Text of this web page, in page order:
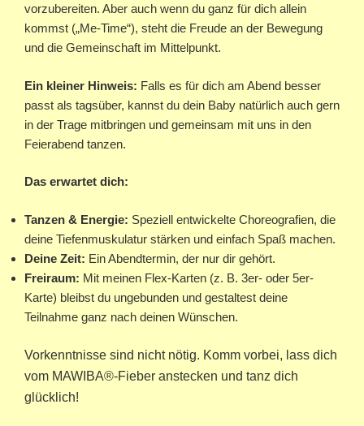
vorzubereiten. Aber auch wenn du ganz für dich allein
kommst („Me-Time“), steht die Freude an der Bewegung
und die Gemeinschaft im Mittelpunkt.
Ein kleiner Hinweis: Falls es für dich am Abend besser
passt als tagsüber, kannst du dein Baby natürlich auch gern
in der Trage mitbringen und gemeinsam mit uns in den
Feierabend tanzen.
Das erwartet dich:
Tanzen & Energie: Speziell entwickelte Choreografien, die
deine Tiefenmuskulatur stärken und einfach Spaß machen.
Deine Zeit: Ein Abendtermin, der nur dir gehört.
Freiraum: Mit meinen Flex-Karten (z. B. 3er- oder 5er-
Karte) bleibst du ungebunden und gestaltest deine
Teilnahme ganz nach deinen Wünschen.
Vorkenntnisse sind nicht nötig. Komm vorbei, lass dich
vom MAWIBA®-Fieber anstecken und tanz dich
glücklich!